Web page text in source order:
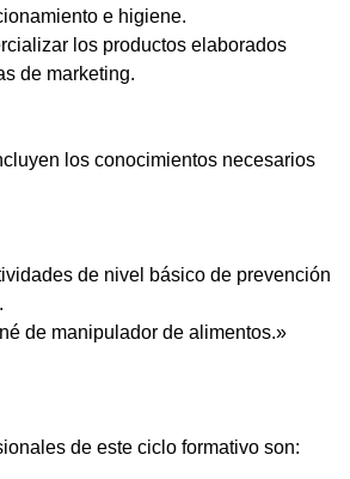
e higiene.
los productos elaborados
de marketing.
los conocimientos necesarios
de nivel básico de prevención
de manipulador de alimentos.»
de este ciclo formativo son: